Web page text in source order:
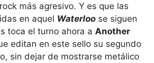
más agresivo. Y es que las
en aquel Waterloo se siguen
toca el turno ahora a Another
editan en este sello su segundo
sin dejar de mostrarse metálico